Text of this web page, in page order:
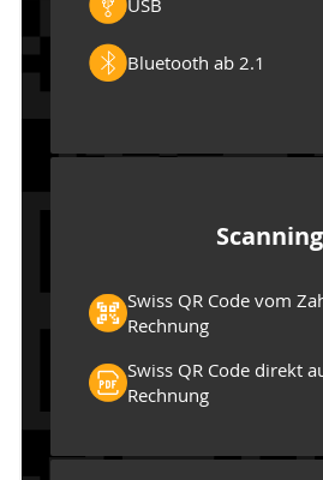
Bluetooth ab 2.1
Scanning
Swiss QR Code vom
Rechnung
Swiss QR Code direkt
Rechnung